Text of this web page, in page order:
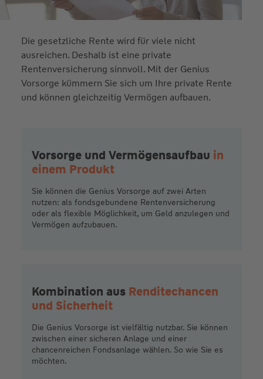
Vorsorge und Vermögensaufbau in
einem Produkt
Sie können die Genius Vorsorge auf zwei Arten
nutzen: als fondsgebundene Rentenversicherung
oder als flexible Möglichkeit, um Geld anzulegen und
Vermögen aufzubauen.
Kombination aus Renditechancen
und Sicherheit
Die Genius Vorsorge ist vielfältig nutzbar. Sie können
zwischen einer sicheren Anlage und einer
chancenreichen Fondsanlage wählen. So wie Sie es
möchten.